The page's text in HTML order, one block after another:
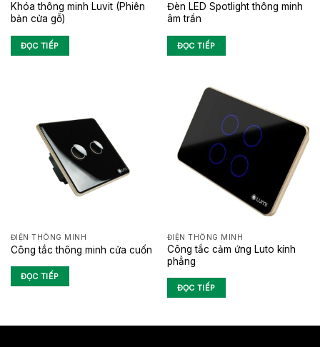
Khóa thông minh Luvit (Phiên
bản cửa gỗ)
ĐỌC TIẾP
Đèn LED Spotlight thông minh
âm trần
ĐỌC TIẾP
ĐIỆN THÔNG MINH
Công tắc thông minh cửa cuốn
ĐỌC TIẾP
ĐIỆN THÔNG MINH
Công tắc cảm ứng Luto kính
phẳng
ĐỌC TIẾP